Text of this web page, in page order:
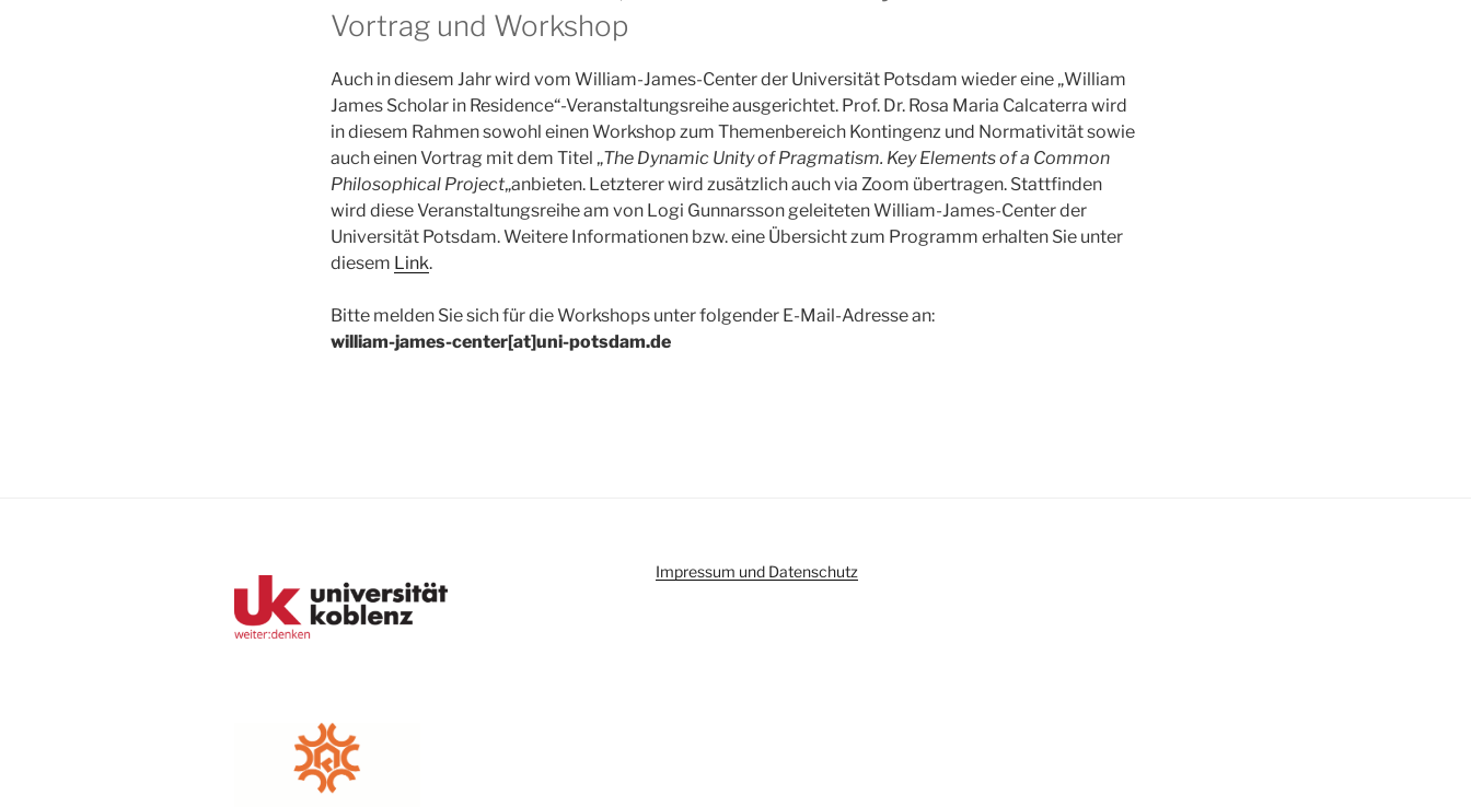
Vortrag und Workshop
Auch in diesem Jahr wird vom William-James-Center der Universität Potsdam wieder eine „William
James Scholar in Residence“-Veranstaltungsreihe ausgerichtet. Prof. Dr. Rosa Maria Calcaterra wird
in diesem Rahmen sowohl einen Workshop zum Themenbereich Kontingenz und Normativität sowie
auch einen Vortrag mit dem Titel „The Dynamic Unity of Pragmatism. Key Elements of a Common
Philosophical Project„anbieten. Letzterer wird zusätzlich auch via Zoom übertragen. Stattfinden
wird diese Veranstaltungsreihe am von Logi Gunnarsson geleiteten William-James-Center der
Universität Potsdam. Weitere Informationen bzw. eine Übersicht zum Programm erhalten Sie unter
diesem Link.
Bitte melden Sie sich für die Workshops unter folgender E-Mail-Adresse an:
william-james-center[at]uni-potsdam.de
Impressum und Datenschutz